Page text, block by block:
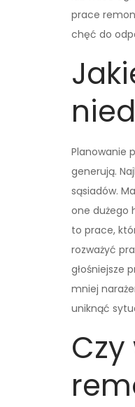
prace
chęć do
Planowanie
generują.
sąsiadów.
one dużego
to prace,
rozważyć
głośniejsze
mniej
uniknąć